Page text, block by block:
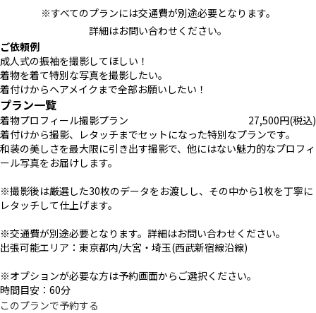
※すべてのプランには交通費が別途必要となります。
詳細はお問い合わせください。
ご依頼例
成人式の振袖を撮影してほしい！
着物を着て特別な写真を撮影したい。
着付けからヘアメイクまで全部お願いしたい！
プラン一覧
着物プロフィール撮影プラン 27,500円(税込)
着付けから撮影、レタッチまでセットになった特別なプランです。
和装の美しさを最大限に引き出す撮影で、他にはない魅力的なプロフィ
ール写真をお届けします。
※撮影後は厳選した30枚のデータをお渡しし、その中から1枚を丁寧に
レタッチして仕上げます。
※交通費が別途必要となります。詳細はお問い合わせください。
出張可能エリア：東京都内/大宮・埼玉(西武新宿線沿線)
※オプションが必要な方は予約画面からご選択ください。
時間目安：60分
このプランで予約する